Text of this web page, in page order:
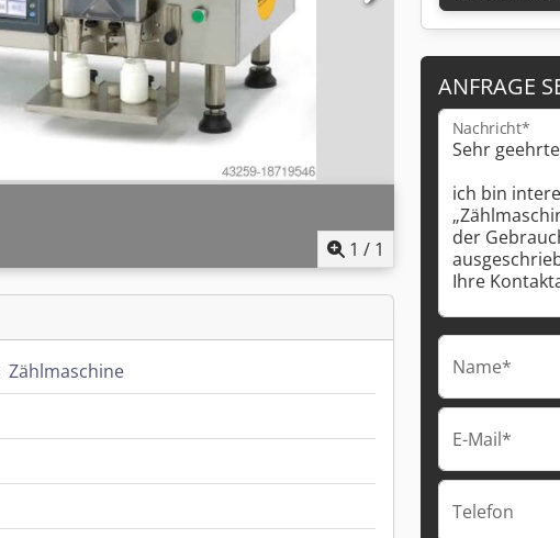
1 / 1
Zählmaschine
ANFRAGE
Nachricht*
Name*
E-Mail*
Telefon